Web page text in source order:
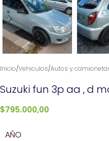
Inicio/Vehiculos/Autos y
Suzuki fun 3p aa , d
$795.000,00
AÑO